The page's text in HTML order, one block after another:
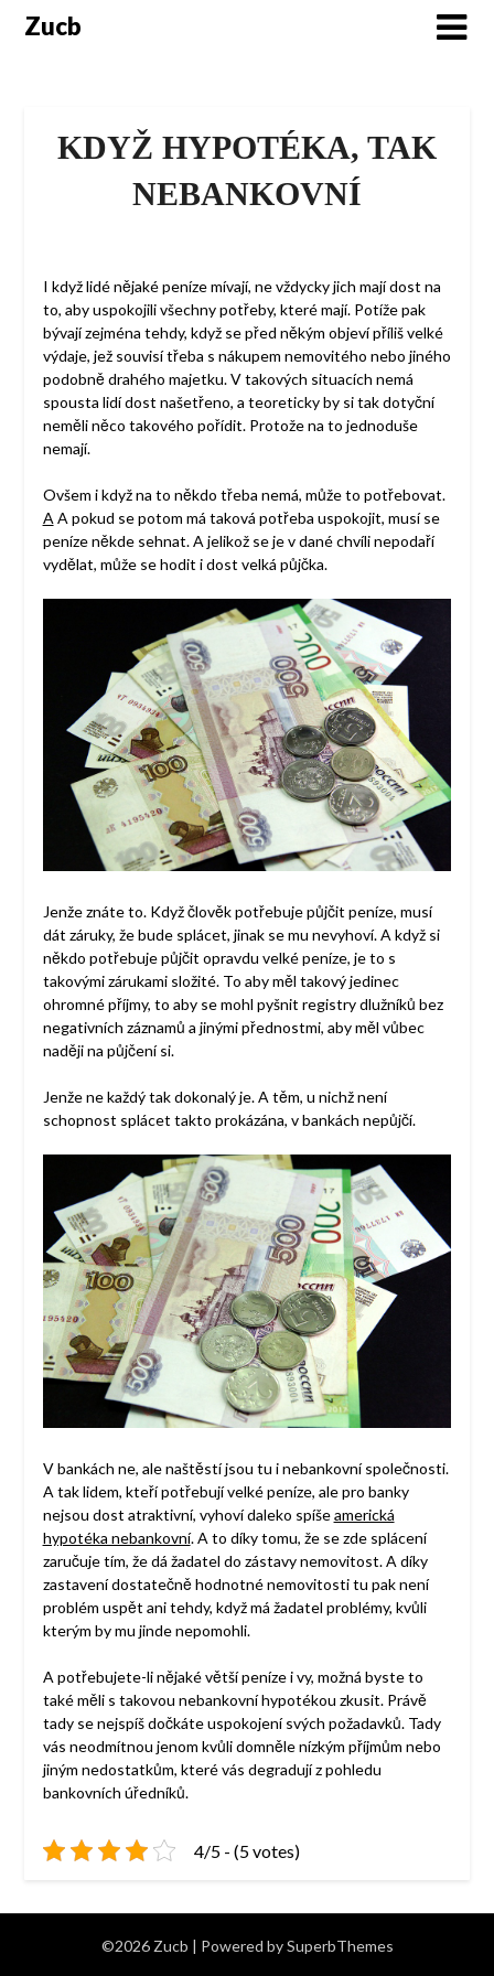
SkipZucb
KDYŽ HYPOTÉKA, TAK
NEBANKOVNÍ
I když lidé nějaké peníze mívají, ne vždycky jich mají dost na
to, aby uspokojili všechny potřeby, které mají. Potíže pak
bývají zejména tehdy, když se před někým objeví příliš velké
výdaje, jež souvisí třeba s nákupem nemovitého nebo jiného
podobně drahého majetku. V takových situacích nemá
spousta lidí dost našetřeno, a teoreticky by si tak dotyční
neměli něco takového pořídit. Protože na to jednoduše
nemají.
Ovšem i když na to někdo třeba nemá, může to potřebovat.
A A pokud se potom má taková potřeba uspokojit, musí se
peníze někde sehnat. A jelikož se je v dané chvíli nepodaří
vydělat, může se hodit i dost velká půjčka.
Jenže znáte to. Když člověk potřebuje půjčit peníze, musí
dát záruky, že bude splácet, jinak se mu nevyhoví. A když si
někdo potřebuje půjčit opravdu velké peníze, je to s
takovými zárukami složité. To aby měl takový jedinec
ohromné příjmy, to aby se mohl pyšnit registry dlužníků bez
negativních záznamů a jinými přednostmi, aby měl vůbec
naději na půjčení si.
Jenže ne každý tak dokonalý je. A těm, u nichž není
schopnost splácet takto prokázána, v bankách nepůjčí.
V bankách ne, ale naštěstí jsou tu i nebankovní společnosti.
A tak lidem, kteří potřebují velké peníze, ale pro banky
nejsou dost atraktivní, vyhoví daleko spíšeamerická
hypotéka nebankovní. A to díky tomu, že se zde splácení
zaručuje tím, že dá žadatel do zástavy nemovitost. A díky
zastavení dostatečně hodnotné nemovitosti tu pak není
problém uspět ani tehdy, když má žadatel problémy, kvůli
kterým by mu jinde nepomohli.
A potřebujete-li nějaké větší peníze i vy, možná byste to
také měli s takovou nebankovní hypotékou zkusit. Právě
tady se nejspíš dočkáte uspokojení svých požadavků. Tady
vás neodmítnou jenom kvůli domněle nízkým příjmům nebo
jiným nedostatkům, které vás degradují z pohledu
bankovních úředníků.
4/5 - (5 votes)
©2026 Zucb | Powered bySuperbThemes